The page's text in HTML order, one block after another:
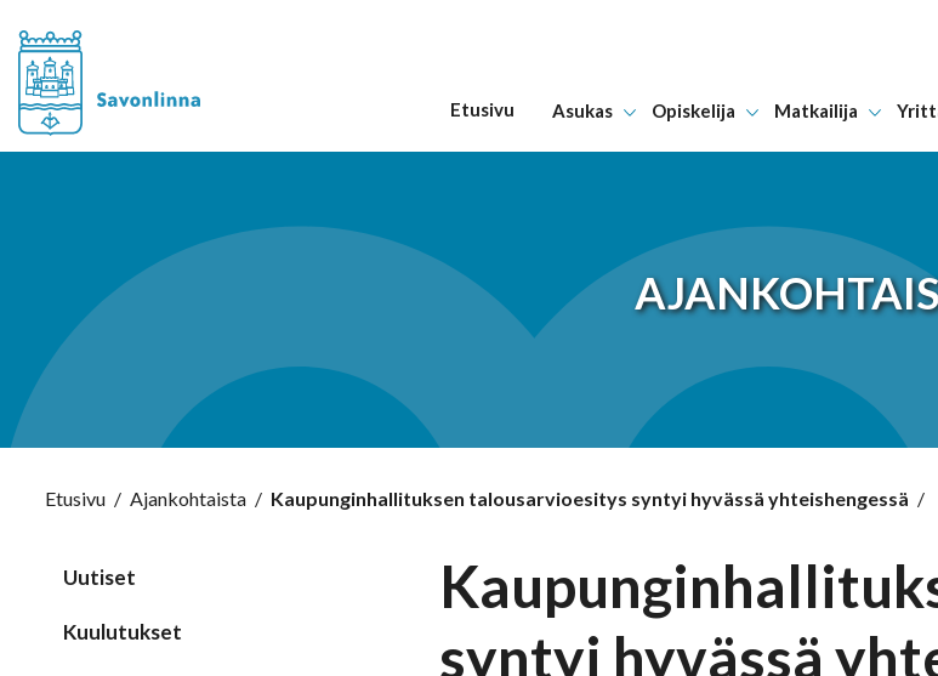
Hyppää
Etusivu Asukas Opiskelija Matkailija
Etusivu / Ajankohtaista / Kaupunginhallituksen talousarvioesitys syntyi hyvässä yhteishengessä /
Uutiset
Kuulutukset
syntyi hyvässä